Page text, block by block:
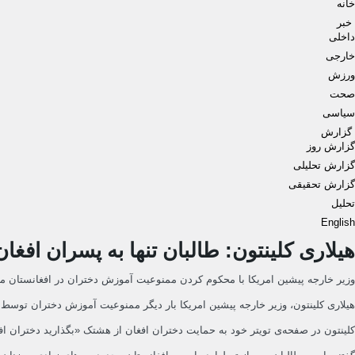
خانه
خبر
داخلی
خارجی
ورزش
صحت
سیاسی
گزارش
گزارش روز
گزارش تحلیلی
گزارش تحقیقی
تحلیل
English
هیلاری کلینتون: طالبان تنها به پسران
وزیر خارجه پیشین امریکا با محکوم کردن ممنوعیت آموزش دختران در
هیلاری کلینتون، وزیر خارجه پیشین امریکا بار دیگر ممنوعیت آموزش دختران
کلینتون در صفحه‌ی تویتر خود به حمایت دختران افغان از هشتک «بگذارید